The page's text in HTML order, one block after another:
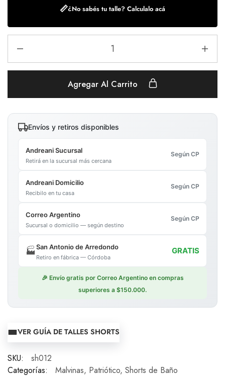
📏¿No sabés tu talle? Calculalo acá
Agregar Al Carrito
Envíos y retiros disponibles
Andreani Sucursal
Retirá en la sucursal más cercana
Según CP
Andreani Domicilio
Recibilo en tu casa
Según CP
Correo Argentino
Sucursal o domicilio — según destino
Según CP
🏭San Antonio de Arredondo
Retiro en fábrica — Córdoba
GRATIS
🎉 Envío gratis por Correo Argentino en compras
superiores a $150.000.
VER GUÍA DE TALLES SHORTS
SKU:
sh012
Categorías:
Malvinas, Patriótico, Shorts de Baño